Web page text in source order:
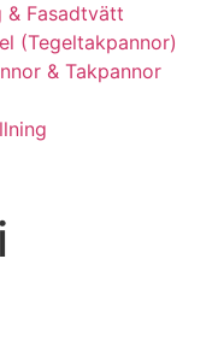
& Fasadtvätt
(Tegeltakpannor)
& Takpannor